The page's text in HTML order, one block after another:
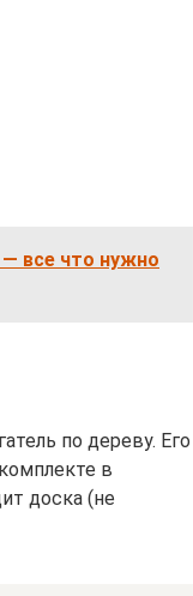
— все что нужно
по дереву. Его
в
доска (не